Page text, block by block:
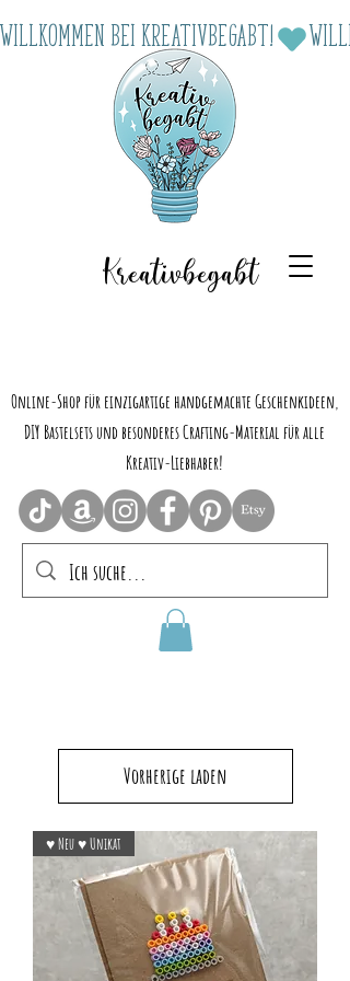
Kreativbegabt
Online-Shop für einzigartige handgemachte Geschenkideen,
DIY Bastelsets und besonderes Crafting-Material für alle
Kreativ-Liebhaber!
Willkommen bei Kreativbegabt!
Vorherige laden
♥ Neu ♥ Unikat